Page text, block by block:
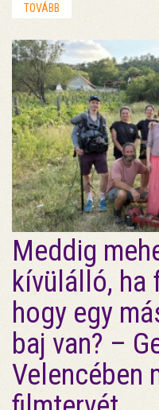
TOVÁBB
Meddig
kívülálló, ha
hogy egy
baj van? –
Velencében